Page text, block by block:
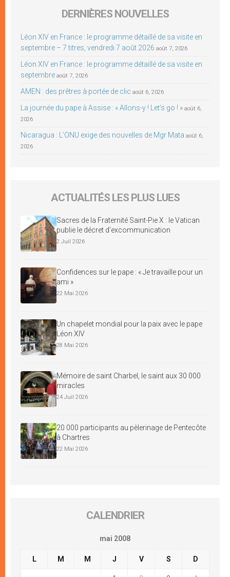
DERNIÈRES NOUVELLES
Léon XIV en France : le programme détaillé de sa visite en
septembre – 7 titres, vendredi 7 août 2026 août 7, 2026
Léon XIV en France : le programme détaillé de sa visite en
septembre août 7, 2026
AMEN : des prêtres à portée de clic août 6, 2026
La journée du pape à Assise : « Allons-y ! Let’s go ! » août 6,
2026
Nicaragua : L’ONU exige des nouvelles de Mgr Mata août 6,
2026
ACTUALITÉS LES PLUS LUES
Sacres de la Fraternité Saint-Pie X : le Vatican
publie le décret d’excommunication
2 Juil 2026
Confidences sur le pape : « Je travaille pour un
ami »
22 Mai 2026
Un chapelet mondial pour la paix avec le pape
Léon XIV
28 Mai 2026
Mémoire de saint Charbel, le saint aux 30 000
miracles
24 Juil 2026
20 000 participants au pèlerinage de Pentecôte
à Chartres
22 Mai 2026
CALENDRIER
mai 2008
L M M J V S D